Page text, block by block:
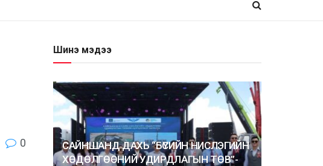
0
Шинэ мэдээ
САЙНШАНД ДАХЬ “БҮСИЙН НИСЛЭГИЙН
ХӨДӨЛГӨӨНИЙ УДИРДЛАГЫН ТӨВ”-